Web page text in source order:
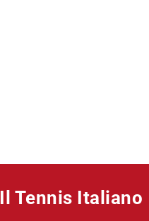
Il Tennis Italiano